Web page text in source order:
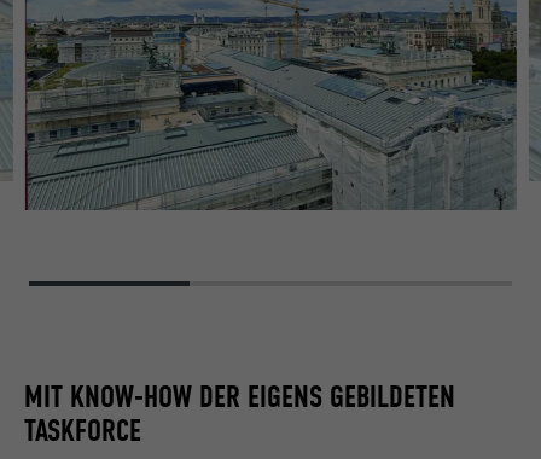
MIT KNOW-HOW DER EIGENS GEBILDETEN
TASKFORCE